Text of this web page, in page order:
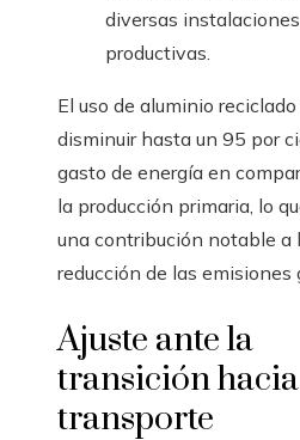
diversas instalaciones
productivas.
El uso de aluminio
disminuir hasta un 95 por
gasto de energía en
la producción primaria, lo
una contribución notable a
reducción de las emisiones
Ajuste ante la
transición
transporte